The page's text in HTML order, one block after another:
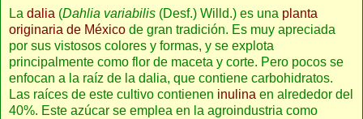
La dalia (Dahlia variabilis (Desf.) Willd.) es una planta
originaria de México de gran tradición. Es muy apreciada
por sus vistosos colores y formas, y se explota
principalmente como flor de maceta y corte. Pero pocos se
enfocan a la raíz de la dalia, que contiene carbohidratos.
Las raíces de este cultivo contienen inulina en alrededor del
40%. Este azúcar se emplea en la agroindustria como